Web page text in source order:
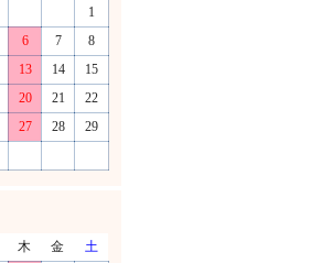
1
6 7
8
13 14
15
20 21
22
27 28
29
木 金
土